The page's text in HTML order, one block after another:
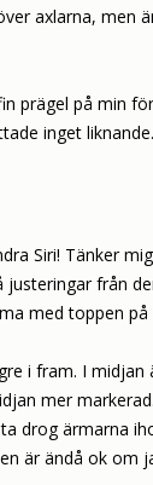
axlarna, men
prägel på min
inget liknande.
Siri! Tänker
från
med toppen på
i fram. I
mer
drog ärmarna
är ändå ok om